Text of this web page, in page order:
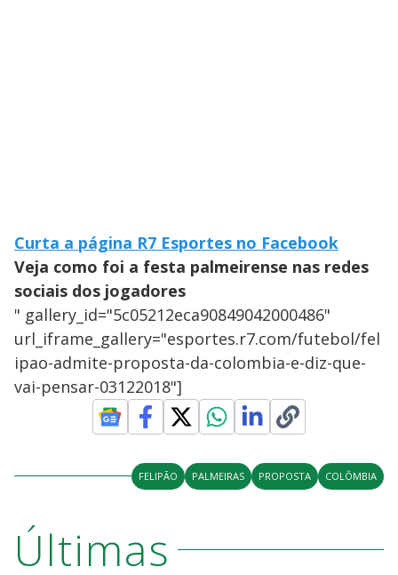
Curta a página R7 Esportes no Facebook
Veja como foi a festa palmeirense nas redes
sociais dos jogadores
" gallery_id="5c05212eca90849042000486"
url_iframe_gallery="esportes.r7.com/futebol/fel
ipao-admite-proposta-da-colombia-e-diz-que-
vai-pensar-03122018"]
FELIPÃO PALMEIRAS PROPOSTA COLÔMBIA
Últimas